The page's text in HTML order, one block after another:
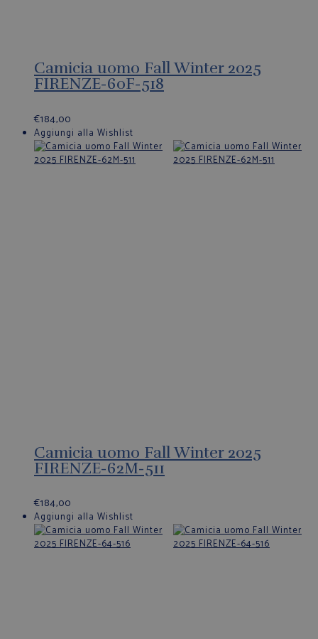
Camicia uomo Fall Winter 2025
FIRENZE-60F-518
€184,00
Aggiungi alla Wishlist
Camicia uomo Fall Winter 2025
FIRENZE-62M-511
€184,00
Aggiungi alla Wishlist